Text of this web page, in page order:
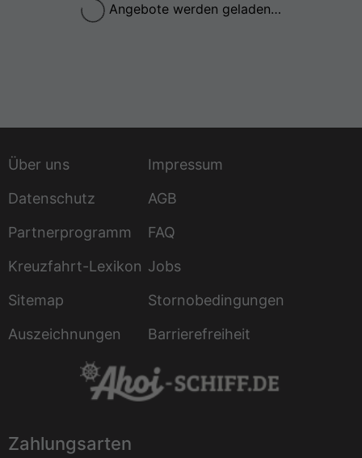
Angebote werden geladen…
Über uns
Impressum
Datenschutz
AGB
Partnerprogramm
FAQ
Kreuzfahrt-Lexikon Jobs
Sitemap
Stornobedingungen
Auszeichnungen
Barrierefreiheit
Zahlungsarten